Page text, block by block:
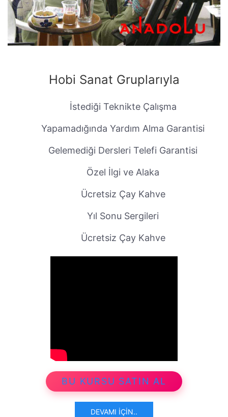
Hobi Sanat Gruplarıyla
İstediği Teknikte Çalışma
Yapamadığında Yardım Alma Garantisi
Gelemediği Dersleri Telefi Garantisi
Özel İlgi ve Alaka
Ücretsiz Çay Kahve
Yıl Sonu Sergileri
Ücretsiz Çay Kahve
BU KURSU SATIN AL
DEVAMI İÇIN..